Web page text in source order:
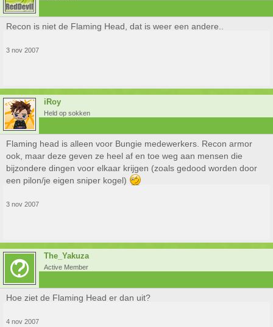
Recon is niet de Flaming Head, dat is weer een andere..
3 nov 2007
iRoy
Held op sokken
Flaming head is alleen voor Bungie medewerkers. Recon armor
ook, maar deze geven ze heel af en toe weg aan mensen die
bijzondere dingen voor elkaar krijgen (zoals gedood worden door
een pilon/je eigen sniper kogel)
3 nov 2007
The_Yakuza
Active Member
Hoe ziet de Flaming Head er dan uit?
4 nov 2007